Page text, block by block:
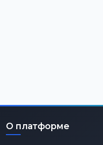
О платформе